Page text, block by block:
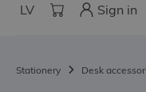
LV Sign in
Stationery Desk